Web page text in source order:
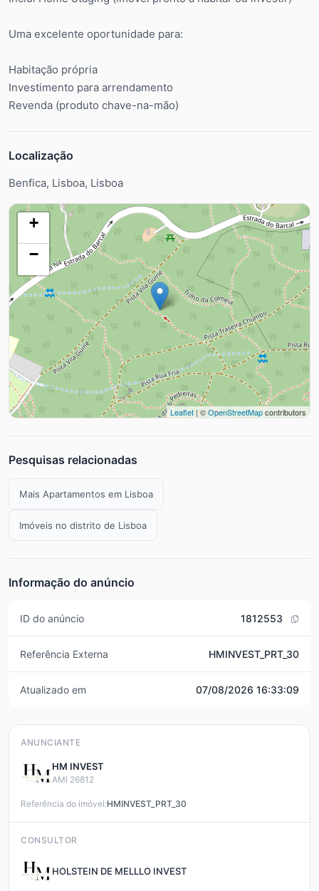
Uma excelente oportunidade para:
Habitação própria
Investimento para arrendamento
Revenda (produto chave-na-mão)
Localização
Benfica, Lisboa, Lisboa
+
−
Leaflet | ©OpenStreetMapcontributors
Pesquisas relacionadas
Mais Apartamentos em Lisboa
Imóveis no distrito de Lisboa
Informação do anúncio
ID do anúncio 1812553
Referência Externa HMINVEST_PRT_30
Atualizado em 07/08/2026 16:33:09
ANUNCIANTE
HM INVEST
AMI 26812
Referência do imóvel:HMINVEST_PRT_30
CONSULTOR
HOLSTEIN DE MELLLO INVEST